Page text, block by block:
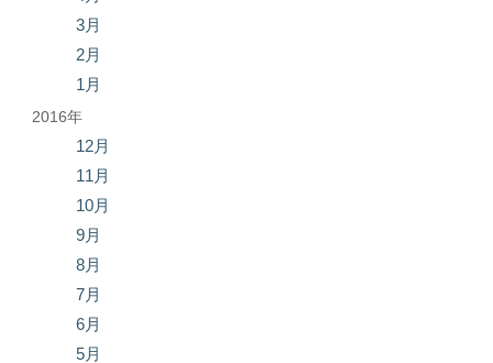
3月
2月
1月
2016年
12月
11月
10月
9月
8月
7月
6月
5月